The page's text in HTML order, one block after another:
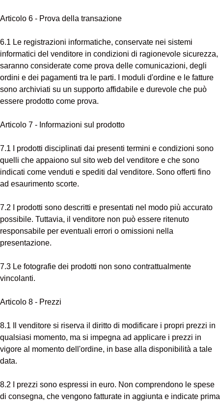
Articolo 6 - Prova della transazione
6.1 Le registrazioni informatiche, conservate nei sistemi
informatici del venditore in condizioni di ragionevole sicurezza,
saranno considerate come prova delle comunicazioni, degli
ordini e dei pagamenti tra le parti. I moduli d'ordine e le fatture
sono archiviati su un supporto affidabile e durevole che può
essere prodotto come prova.
Articolo 7 - Informazioni sul prodotto
7.1 I prodotti disciplinati dai presenti termini e condizioni sono
quelli che appaiono sul sito web del venditore e che sono
indicati come venduti e spediti dal venditore. Sono offerti fino
ad esaurimento scorte.
7.2 I prodotti sono descritti e presentati nel modo più accurato
possibile. Tuttavia, il venditore non può essere ritenuto
responsabile per eventuali errori o omissioni nella
presentazione.
7.3 Le fotografie dei prodotti non sono contrattualmente
vincolanti.
Articolo 8 - Prezzi
8.1 Il venditore si riserva il diritto di modificare i propri prezzi in
qualsiasi momento, ma si impegna ad applicare i prezzi in
vigore al momento dell'ordine, in base alla disponibilità a tale
data.
8.2 I prezzi sono espressi in euro. Non comprendono le spese
di consegna, che vengono fatturate in aggiunta e indicate prima